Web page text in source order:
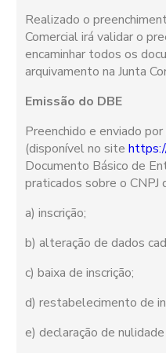
Realizado o
Comercial irá validar o
encaminhar todos os
arquivamento na Junta
Emissão do DBE
Preenchido e enviado
(disponível no site
Documento Básico de
praticados sobre o CNPJ
a) inscrição;
b) alteração de dados
c) baixa de inscrição;
d) restabelecimento de
e) declaração de